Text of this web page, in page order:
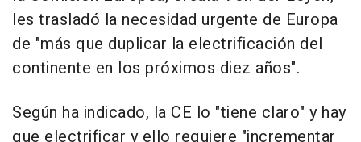
les trasladó la necesidad urgente de Europa
de "más que duplicar la electrificación del
continente en los próximos diez años".
Según ha indicado, la CE lo "tiene claro" y hay
que electrificar y ello requiere "incrementar